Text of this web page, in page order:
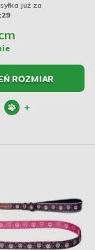
już za
ROZMIAR
+